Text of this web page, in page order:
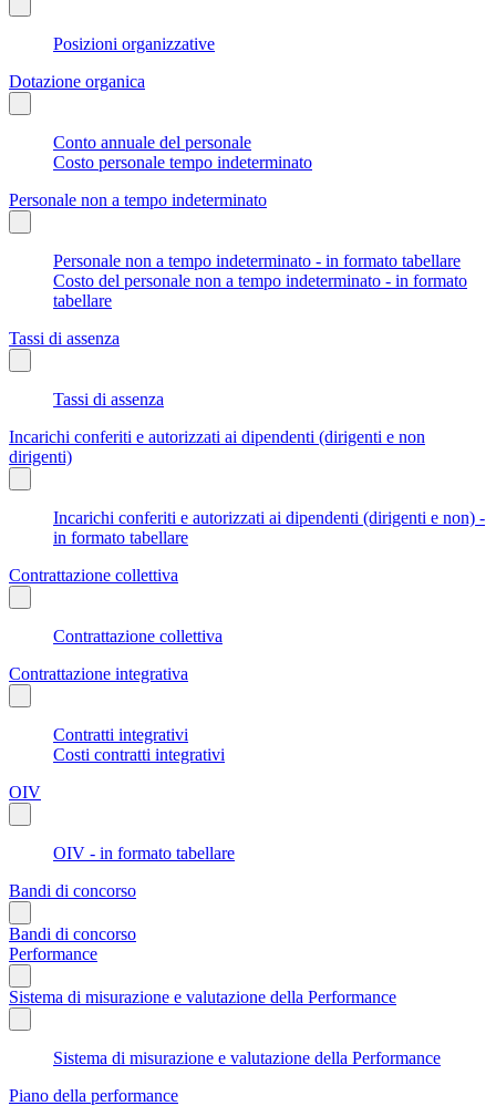
Posizioni organizzative
Dotazione organica
Conto annuale del personale
Costo personale tempo indeterminato
Personale non a tempo indeterminato
Personale non a tempo indeterminato - in formato tabellare
Costo del personale non a tempo indeterminato - in formato
tabellare
Tassi di assenza
Tassi di assenza
Incarichi conferiti e autorizzati ai dipendenti (dirigenti e non
dirigenti)
Incarichi conferiti e autorizzati ai dipendenti (dirigenti e non) -
in formato tabellare
Contrattazione collettiva
Contrattazione collettiva
Contrattazione integrativa
Contratti integrativi
Costi contratti integrativi
OIV
OIV - in formato tabellare
Bandi di concorso
Bandi di concorso
Performance
Sistema di misurazione e valutazione della Performance
Sistema di misurazione e valutazione della Performance
Piano della performance